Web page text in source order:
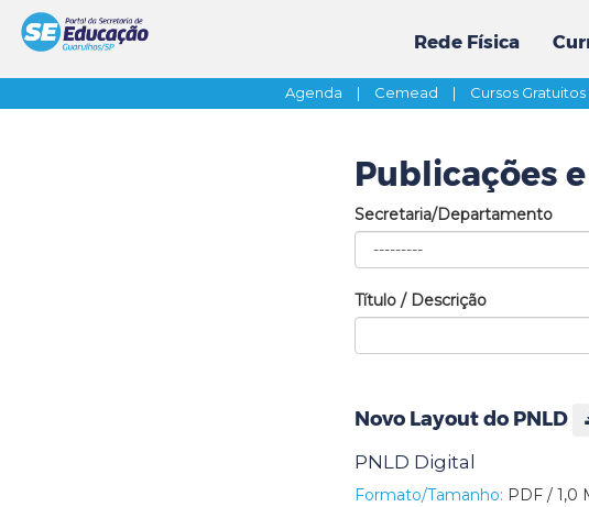
Rede Física
Agenda | Cemead | Cursos Gratuitos
Publicações
Secretaria/Departamento
Título / Descrição
Novo Layout do PNLD
PNLD Digital
Formato/Tamanho: PDF / 1,0